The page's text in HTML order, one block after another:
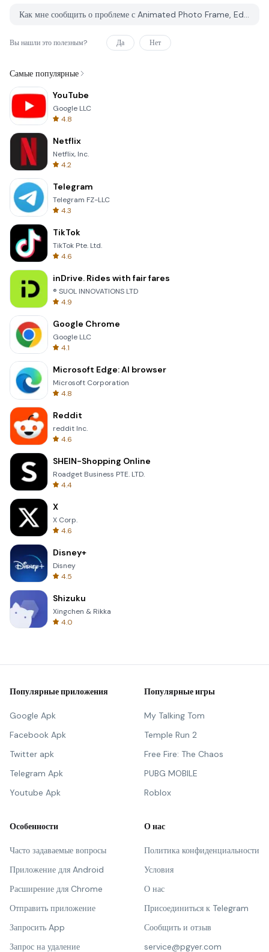
Как мне сообщить о проблеме с Animated Photo Frame, Editor на PGYER APK HUB?
Вы нашли это полезным? Да Нет
Самые популярные
YouTube
Google LLC
4.8
Netflix
Netflix, Inc.
4.2
Telegram
Telegram FZ-LLC
4.3
TikTok
TikTok Pte. Ltd.
4.6
inDrive. Rides with fair fares
® SUOL INNOVATIONS LTD
4.9
Google Chrome
Google LLC
4.1
Microsoft Edge: AI browser
Microsoft Corporation
4.8
Reddit
reddit Inc.
4.6
SHEIN-Shopping Online
Roadget Business PTE. LTD.
4.4
X
X Corp.
4.6
Disney+
Disney
4.5
Shizuku
Xingchen & Rikka
4.0
Популярные приложения
Google Apk
Facebook Apk
Twitter apk
Telegram Apk
Youtube Apk
Популярные игры
My Talking Tom
Temple Run 2
Free Fire: The Chaos
PUBG MOBILE
Roblox
Особенности
Часто задаваемые вопросы
Приложение для Android
Расширение для Chrome
Отправить приложение
Запросить App
Запрос на удаление
О нас
Политика конфиденциальности
Условия
О нас
Присоединиться к Telegram
Сообщить и отзыв
service@pgyer.com